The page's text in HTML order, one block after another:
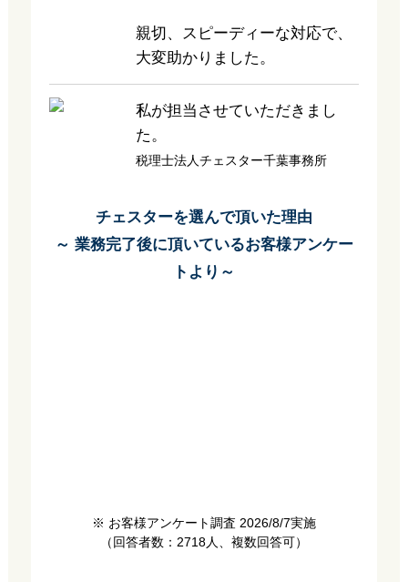
親切、スピーディーな対応で、
大変助かりました。
私が担当させていただきまし
た。
税理士法人チェスター千葉事務所
チェスターを選んで頂いた理由
～ 業務完了後に頂いているお客様アンケー
トより～
※ お客様アンケート調査 2026/8/7実施
（回答者数：2718人、複数回答可）